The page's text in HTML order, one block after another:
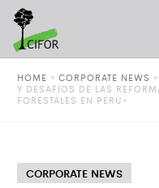
HOME » CORPORATE NEWS »
Y DESAFÍOS DE LAS
FORESTALES EN PERÚ»
CORPORATE NEWS